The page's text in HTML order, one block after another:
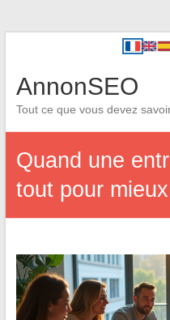
AnnonSEO
Tout ce que vous devez
Quand une
tout pour